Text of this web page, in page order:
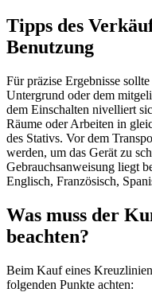
Tipps des
Benutzung
Für präzise Ergebnisse
Untergrund oder dem
dem Einschalten nivelliert
Räume oder Arbeiten in
des Stativs. Vor dem
werden, um das Gerät zu
Gebrauchsanweisung liegt
Englisch, Französisch,
Was muss der
beachten?
Beim Kauf eines
folgenden Punkte achten: